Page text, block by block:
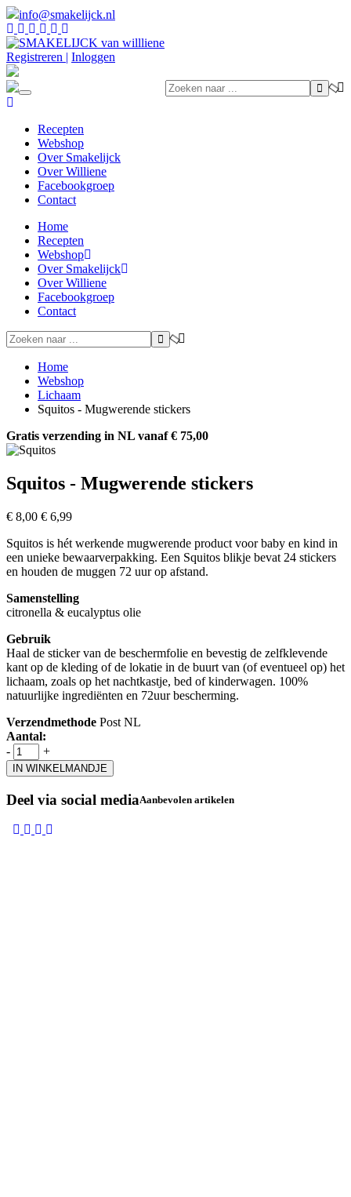
info@smakelijck.nl
Registreren | Inloggen
Toggle
Recepten
Webshop
Over Smakelijck
Over Williene
Facebookgroep
Contact
Home
Recepten
Webshop
Over Smakelijck
Over Williene
Facebookgroep
Contact
Home
Webshop
Lichaam
Squitos - Mugwerende stickers
Gratis verzending in NL vanaf € 75,00
Squitos - Mugwerende stickers
€ 8,00 € 6,99
Squitos is hét werkende mugwerende product voor baby en kind in
een unieke bewaarverpakking. Een Squitos blikje bevat 24 stickers
en houden de muggen 72 uur op afstand.
Samenstelling
citronella & eucalyptus olie
Gebruik
Haal de sticker van de beschermfolie en bevestig de zelfklevende
kant op de kleding of de lokatie in de buurt van (of eventueel op) het
lichaam, zoals op het nachtkastje, bed of kinderwagen. 100%
natuurlijke ingrediënten en 72uur bescherming.
Verzendmethode Post NL
Aantal:
-
+
IN WINKELMANDJE
Deel via social mediaAanbevolen artikelen